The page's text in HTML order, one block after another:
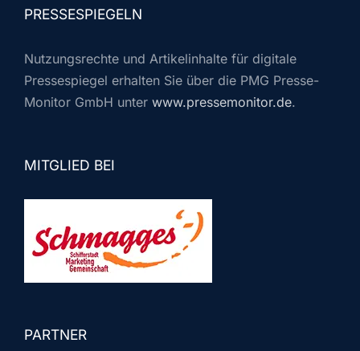
PRESSESPIEGELN
Nutzungsrechte und Artikelinhalte für digitale
Pressespiegel erhalten Sie über die PMG Presse-
Monitor GmbH unter www.pressemonitor.de.
MITGLIED BEI
PARTNER